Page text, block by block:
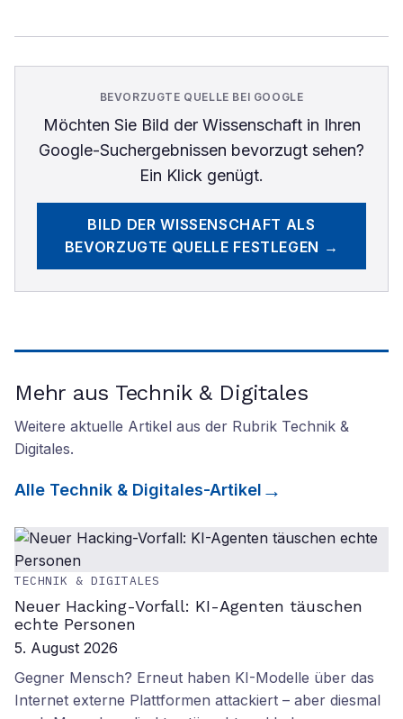
BEVORZUGTE QUELLE BEI GOOGLE
Möchten Sie Bild der Wissenschaftin Ihren
Google-Suchergebnissen bevorzugt sehen?
Ein Klick genügt.
BILD DER WISSENSCHAFT ALS
BEVORZUGTE QUELLE FESTLEGEN →
Mehr aus Technik & Digitales
Weitere aktuelle Artikel aus der Rubrik Technik &
Digitales.
Alle Technik & Digitales-Artikel
TECHNIK & DIGITALES
Neuer Hacking-Vorfall: KI-Agenten täuschen
echte Personen
5. August 2026
Gegner Mensch? Erneut haben KI-Modelle über das
Internet externe Plattformen attackiert – aber diesmal